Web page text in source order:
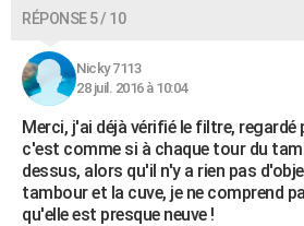
RÉPONSE 5 / 10
Nicky 7113
28 juil. 2016 à 10:04
Merci, j'ai déjà vérifié le filtre, regardé
c'est comme si à chaque tour du
dessus, alors qu'il n'y a rien pas
tambour et la cuve, je ne comprend
qu'elle est presque neuve !